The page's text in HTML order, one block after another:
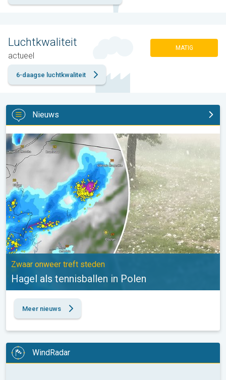
Luchtkwaliteit
actueel
MATIG
6-daagse luchtkwaliteit
Nieuws
Hagel als tennisballen in Polen. Zwaar onweer treft steden. . .
Zwaar onweer treft steden
Hagel als tennisballen in Polen
Meer nieuws
WindRadar